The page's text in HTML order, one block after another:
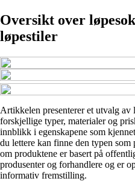
Oversikt over
løpestiler
Artikkelen presenterer et utvalg av
forskjellige typer, materialer og
innblikk i egenskapene som
du lettere kan finne den typen
om produktene er basert på
produsenter og forhandlere og er
informativ fremstilling.